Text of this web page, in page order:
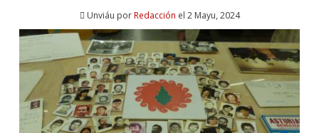
Unviáu porRedacción el 2 Mayu, 2024